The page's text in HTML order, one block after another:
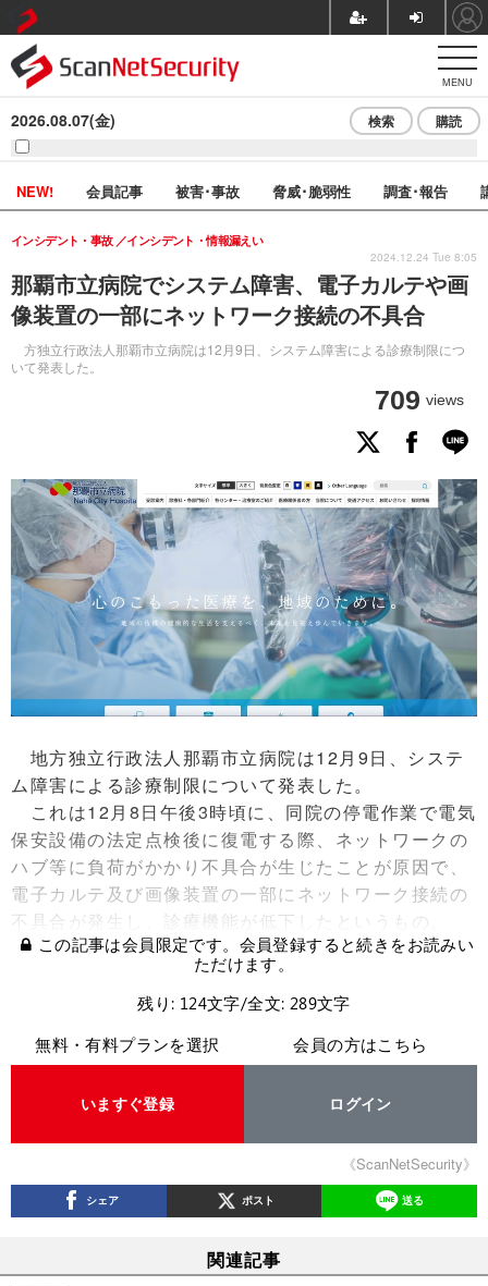
MENU
2026.08.07(金) 検索 購読
NEW! 会員記事 被害･事故 脅威･脆弱性 調査･報告
那覇市立病院でシステム障害、電子カルテや画
像装置の一部にネットワーク接続の不具合
方独立行政法人那覇市立病院は12月9日、システム障害による診療制限につ
いて発表した。
インシデント・事故 インシデント・情報漏えい
709 views
2024.12.24 Tue 8:05
地方独立行政法人那覇市立病院は12月9日、システ
ム障害による診療制限について発表した。
これは12月8日午後3時頃に、同院の停電作業で電気
保安設備の法定点検後に復電する際、ネットワークの
ハブ等に負荷がかかり不具合が生じたことが原因で、
電子カルテ及び画像装置の一部にネットワーク接続の
不具合が発生し、診療機能が低下したというもの。
この記事は会員限定です。会員登録すると続きをお読みい
ただけます。
残り: 124文字/全文: 289文字
無料・有料プランを選択
いますぐ登録
会員の方はこちら
ログイン
《ScanNetSecurity》
シェア ポスト 送る
関連記事